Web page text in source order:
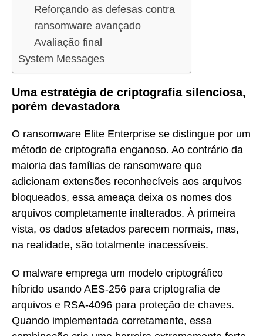
Reforçando as defesas contra
ransomware avançado
Avaliação final
System Messages
Uma estratégia de criptografia silenciosa,
porém devastadora
O ransomware Elite Enterprise se distingue por um
método de criptografia enganoso. Ao contrário da
maioria das famílias de ransomware que
adicionam extensões reconhecíveis aos arquivos
bloqueados, essa ameaça deixa os nomes dos
arquivos completamente inalterados. À primeira
vista, os dados afetados parecem normais, mas,
na realidade, são totalmente inacessíveis.
O malware emprega um modelo criptográfico
híbrido usando AES-256 para criptografia de
arquivos e RSA-4096 para proteção de chaves.
Quando implementada corretamente, essa